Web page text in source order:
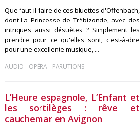
Que faut-il faire de ces bluettes d'Offenbach,
dont La Princesse de Trébizonde, avec des
intriques aussi désuètes ? Simplement les
prendre pour ce qu'elles sont, c'est-à-dire
pour une excellente musique, ...
AUDIO - OPÉRA- PARUTIONS
L’Heure espagnole, L’Enfant et
les sortilèges : rêve et
cauchemar en Avignon